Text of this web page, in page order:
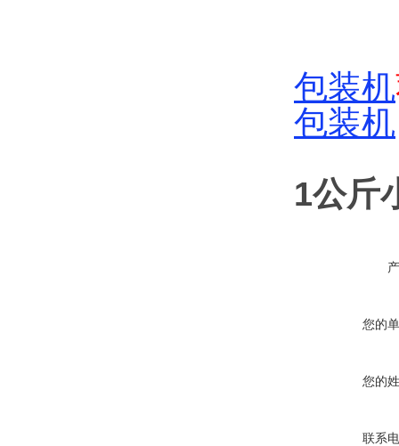
包装机
包装机
1公斤
您的
您的
联系